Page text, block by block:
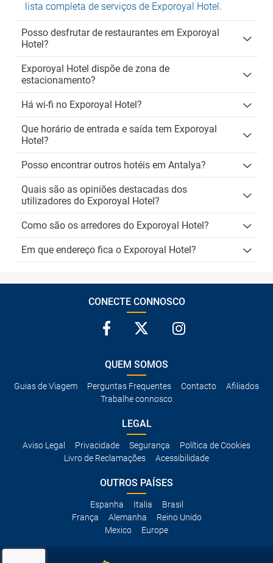
lista completa de serviços de Exporoyal Hotel.
Posso desfrutar de restaurantes em Exporoyal
Hotel?
Exporoyal Hotel dispõe de zona de
estacionamento?
Há wi-fi no Exporoyal Hotel?
Que horário de entrada e saída tem Exporoyal
Hotel?
Posso encontrar outros hotéis em Antalya?
Quais são as opiniões destacadas dos
utilizadores do Exporoyal Hotel?
Como são os arredores do Exporoyal Hotel?
Em que endereço fica o Exporoyal Hotel?
CONECTE CONNOSCO
QUEM SOMOS
Guias de Viagem Perguntas Frequentes Contacto
Afiliados
Trabalhe connosco
LEGAL
Aviso Legal Privacidade Segurança
Política de Cookies
Livro de Reclamações
Acessibilidade
OUTROS PAÍSES
Espanha Italia
Brasil
França
Alemanha
Reino Unido
Mexico
Europe